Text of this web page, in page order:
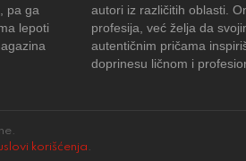
pa ga
lepoti
autori iz različitih oblasti.
profesija, već želja da
autentičnim pričama
doprinesu ličnom i
korišćenja .